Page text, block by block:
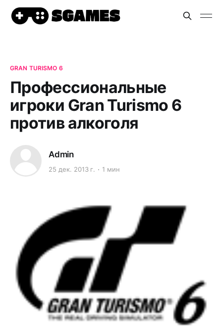
GRAN TURISMO 6
Профессиональные
игроки Gran Turismo 6
против алкоголя
Admin
25 дек. 2013 г. 1 мин